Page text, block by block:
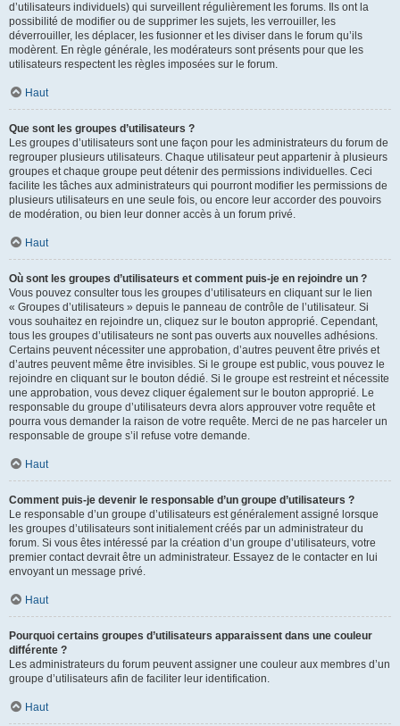
d’utilisateurs individuels) qui surveillent régulièrement les forums. Ils ont la
possibilité de modifier ou de supprimer les sujets, les verrouiller, les
déverrouiller, les déplacer, les fusionner et les diviser dans le forum qu’ils
modèrent. En règle générale, les modérateurs sont présents pour que les
utilisateurs respectent les règles imposées sur le forum.
Haut
Que sont les groupes d’utilisateurs ?
Les groupes d’utilisateurs sont une façon pour les administrateurs du forum de
regrouper plusieurs utilisateurs. Chaque utilisateur peut appartenir à plusieurs
groupes et chaque groupe peut détenir des permissions individuelles. Ceci
facilite les tâches aux administrateurs qui pourront modifier les permissions de
plusieurs utilisateurs en une seule fois, ou encore leur accorder des pouvoirs
de modération, ou bien leur donner accès à un forum privé.
Haut
Où sont les groupes d’utilisateurs et comment puis-je en rejoindre un ?
Vous pouvez consulter tous les groupes d’utilisateurs en cliquant sur le lien
« Groupes d’utilisateurs » depuis le panneau de contrôle de l’utilisateur. Si
vous souhaitez en rejoindre un, cliquez sur le bouton approprié. Cependant,
tous les groupes d’utilisateurs ne sont pas ouverts aux nouvelles adhésions.
Certains peuvent nécessiter une approbation, d’autres peuvent être privés et
d’autres peuvent même être invisibles. Si le groupe est public, vous pouvez le
rejoindre en cliquant sur le bouton dédié. Si le groupe est restreint et nécessite
une approbation, vous devez cliquer également sur le bouton approprié. Le
responsable du groupe d’utilisateurs devra alors approuver votre requête et
pourra vous demander la raison de votre requête. Merci de ne pas harceler un
responsable de groupe s’il refuse votre demande.
Haut
Comment puis-je devenir le responsable d’un groupe d’utilisateurs ?
Le responsable d’un groupe d’utilisateurs est généralement assigné lorsque
les groupes d’utilisateurs sont initialement créés par un administrateur du
forum. Si vous êtes intéressé par la création d’un groupe d’utilisateurs, votre
premier contact devrait être un administrateur. Essayez de le contacter en lui
envoyant un message privé.
Haut
Pourquoi certains groupes d’utilisateurs apparaissent dans une couleur
différente ?
Les administrateurs du forum peuvent assigner une couleur aux membres d’un
groupe d’utilisateurs afin de faciliter leur identification.
Haut